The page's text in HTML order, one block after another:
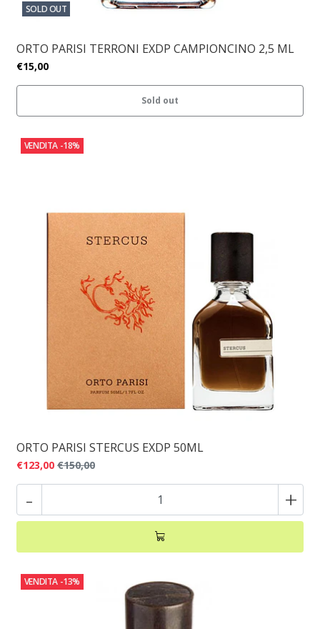
SOLD OUT
ORTO PARISI TERRONI EXDP CAMPIONCINO 2,5 ML
€15,00
Sold out
VENDITA -18%
ORTO PARISI STERCUS EXDP 50ML
€123,00 €150,00
- +
VENDITA -13%